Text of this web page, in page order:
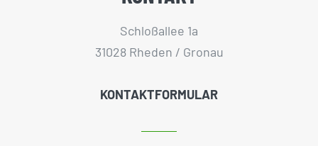
Schloßallee 1a
31028 Rheden / Gronau
KONTAKTFORMULAR